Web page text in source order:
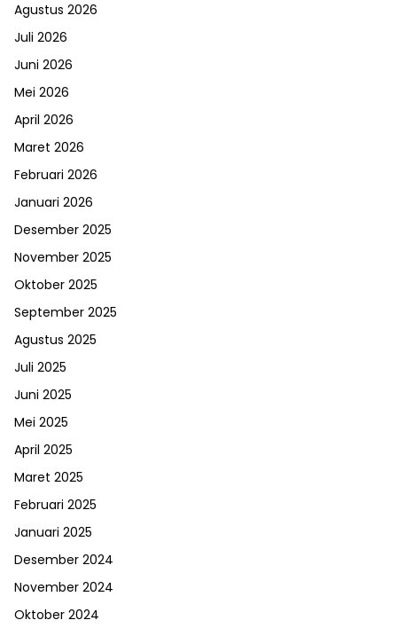
Agustus 2026
Juli 2026
Juni 2026
Mei 2026
April 2026
Maret 2026
Februari 2026
Januari 2026
Desember 2025
November 2025
Oktober 2025
September 2025
Agustus 2025
Juli 2025
Juni 2025
Mei 2025
April 2025
Maret 2025
Februari 2025
Januari 2025
Desember 2024
November 2024
Oktober 2024